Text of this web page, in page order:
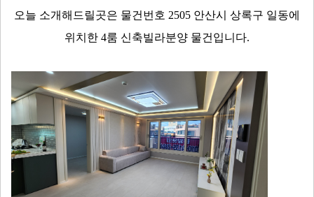
오늘 소개해드릴곳은 물건번호 2505 안산시 상록구 일동에
위치한 4룸 신축빌라분양 물건입니다.